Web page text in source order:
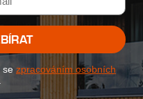
se zpracováním osobních
.